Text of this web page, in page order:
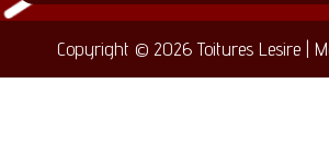
Copyright © 2026 Toitures Lesire |